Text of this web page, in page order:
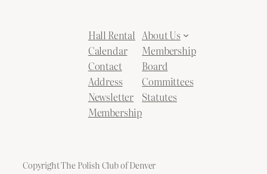
Hall Rental
Calendar
Contact
Address
Newsletter
Membership
About Us
Membership
Board
Committees
Statutes
Copyright The Polish Club of Denver